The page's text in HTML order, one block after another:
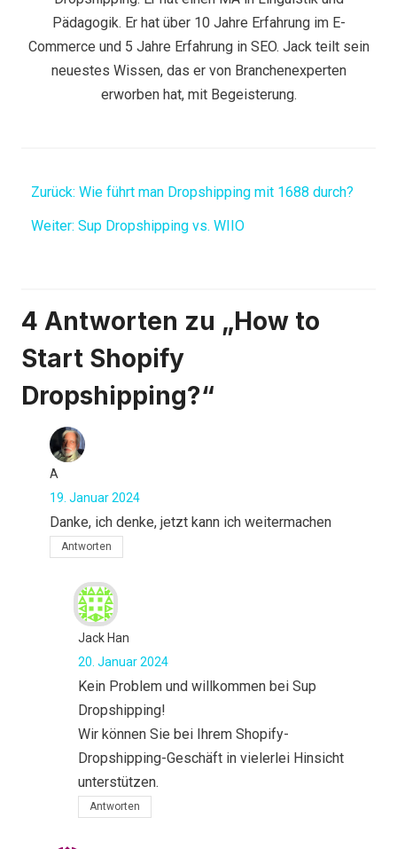
Pädagogik. Er hat über 10 Jahre Erfahrung im E-
Commerce und 5 Jahre Erfahrung in SEO. Jack teilt sein
neuestes Wissen, das er von Branchenexperten
erworben hat, mit Begeisterung.
Zurück: Wie führt man Dropshipping mit 1688 durch?
Weiter: Sup Dropshipping vs. WIIO
4 Antworten zu „How to
Start Shopify
Dropshipping?“
A
19. Januar 2024
Danke, ich denke, jetzt kann ich weitermachen
Antworten
Jack Han
20. Januar 2024
Kein Problem und willkommen bei Sup
Dropshipping!
Wir können Sie bei Ihrem Shopify-
Dropshipping-Geschäft in vielerlei Hinsicht
unterstützen.
Antworten